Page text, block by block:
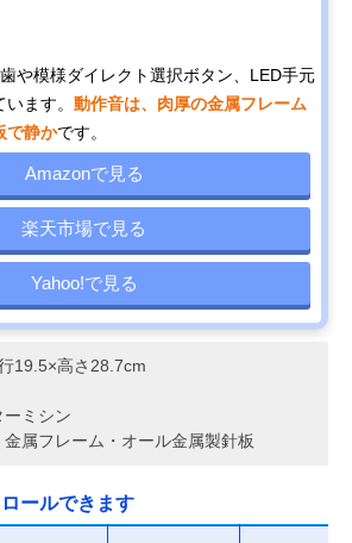
や模様ダイレクト選択ボタン、LED手元
ます。 動作音は、肉厚の金属フレーム
で静かです。
Amazonで見る
楽天市場で見る
Yahoo!で見る
19.5×高さ28.7cm
ーミシン
金属フレーム・オール金属製針板
ールできます